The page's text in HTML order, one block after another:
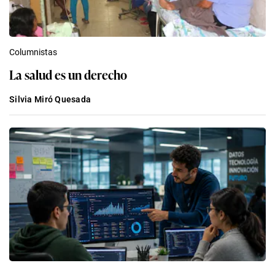
Columnistas
La salud es un derecho
Silvia Miró Quesada